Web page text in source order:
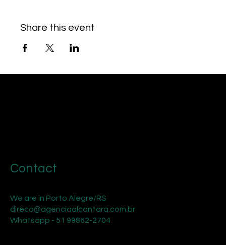
Contact
We are in Porto Alegre/RS
direco@agenciaalcantara.com.br
Whatsapp - 51 99862-2704
Share this event